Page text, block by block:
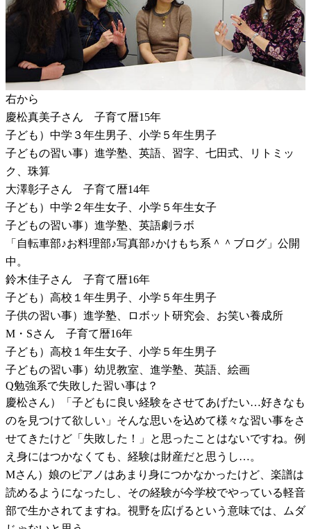
右から
慶松真美子さん 子育て暦15年
子ども）中学３年生男子、小学５年生男子
子どもの習い事）進学塾、英語、習字、七田式、リトミッ
ク、珠算
大澤彰子さん 子育て暦14年
子ども）中学２年生女子、小学５年生女子
子どもの習い事）進学塾、英語劇ラボ
「自転車部♪お料理部♪写真部♪かけもち系＾＾ブログ」公開
中。
鈴木佳子さん 子育て暦16年
子ども）高校１年生男子、小学５年生男子
子供の習い事）進学塾、ロボット研究会、お笑い養成所
M・Sさん 子育て暦16年
子ども）高校１年生女子、小学５年生男子
子どもの習い事）幼児教室、進学塾、英語、絵画
Q勉強系で失敗した習い事は？
慶松さん）「子どもに良い経験をさせてあげたい…好きなも
のを見つけて欲しい」そんな思いを込めて様々な習い事をさ
せてきたけど「失敗した！」と思ったことはないですね。例
え身にはつかなくても、経験は財産だと思うし…。
Mさん）娘のピアノはあまり身につかなかったけど、楽譜は
読めるようになったし、その経験が今学校でやっている軽音
部で生かされてますね。視野を広げるという意味では、ムダ